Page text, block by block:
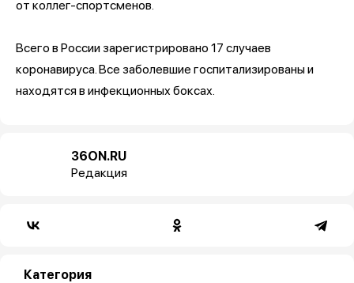
от коллег-спортсменов.
Всего в России зарегистрировано 17 случаев
коронавируса. Все заболевшие госпитализированы и
находятся в инфекционных боксах.
36ON.RU
Редакция
Категория